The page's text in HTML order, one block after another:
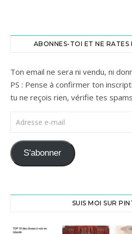
ABONNES-TOI ET NE RATES
Ton email ne sera ni vendu, ni
PS : Pense à confirmer ton
tu ne reçois rien, vérifie tes
Adresse e-mail
S'abonner
SUIS MOI SUR